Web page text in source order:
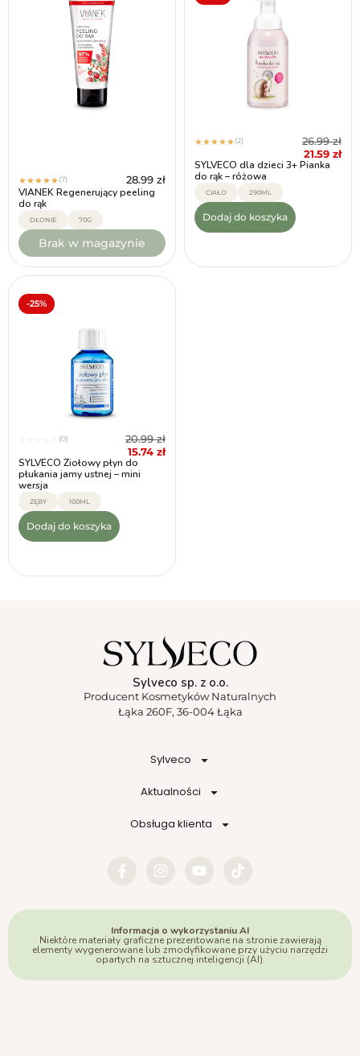
★★★★★(7) 28.99 zł
VIANEK Regenerujący peeling
do rąk
DŁONIE 70G
Brak w magazynie
★★★★★(2) 26.99zł
21.59 zł
SYLVECO dla dzieci 3+ Pianka
do rąk – różowa
CIAŁO 290ML
Dodaj do koszyka
-25%
(0) 20.99zł
15.74 zł
SYLVECO Ziołowy płyn do
płukania jamy ustnej – mini
wersja
ZĘBY 100ML
Dodaj do koszyka
Sylveco sp. z o.o.
Producent Kosmetyków Naturalnych
Łąka 260F, 36-004 Łąka
Sylveco
Aktualności
Obsługa klienta
Informacja o wykorzystaniu AI
Niektóre materiały graficzne prezentowane na stronie zawierają
elementy wygenerowane lub zmodyfikowane przy użyciu narzędzi
opartych na sztucznej inteligencji (AI).